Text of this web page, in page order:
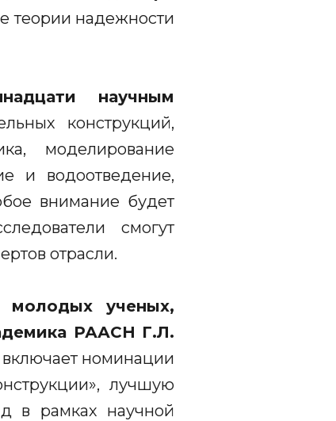
теории надежности
научным
конструкций,
моделирование
и водоотведение,
внимание будет
смогут
отрасли.
молодых ученых,
РААСН Г.Л.
номинации
лучшую
в рамках научной